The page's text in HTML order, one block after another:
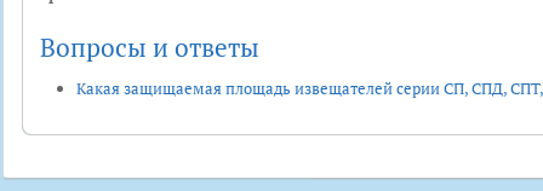
Вопросы и ответы
Какая защищаемая площадь извещателей серии СП, СПД,